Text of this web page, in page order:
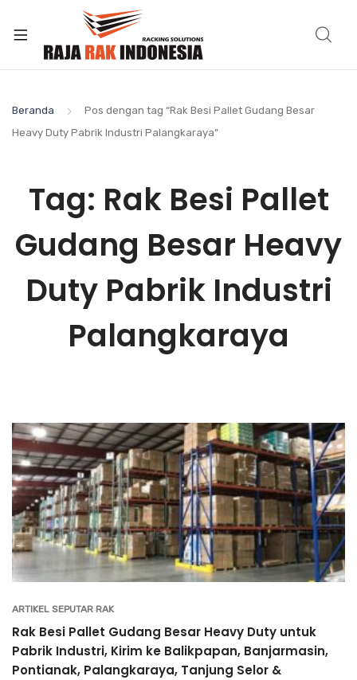
Beranda
Pos dengan tag “Rak Besi Pallet Gudang Besar
Heavy Duty Pabrik Industri Palangkaraya”
Tag: Rak Besi Pallet
Gudang Besar Heavy
Duty Pabrik Industri
Palangkaraya
ARTIKEL SEPUTAR RAK
Rak Besi Pallet Gudang Besar Heavy Duty untuk
Pabrik Industri, Kirim ke Balikpapan, Banjarmasin,
Pontianak, Palangkaraya, Tanjung Selor &